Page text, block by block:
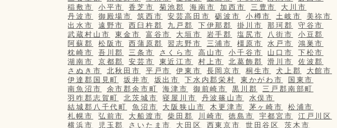
稲敷市
小平市 香芝市 菊池郡 海南市 加西市 三豊市
大川市
丹波市
御殿場市 筑西市 安芸高田市 砺波市 小樽市 土岐市
美祢市
出水市
遠野市 西臼杵郡 九戸郡 下伊那郡 掛川市 那珂郡
守谷市
武蔵村山市
東金市 富谷市 大垣市 岩手郡 塩尻市 八街市
小豆郡
阿蘇郡
松阪市 西蒲原郡 習志野市 三浦市 橿原市 水戸市
鴻巣市
枕崎市
吾川郡 三条市 さくら市 高山市 小千谷市 山口市
下松市
湖南市
京都郡 安芸市 東近江市 村上市 北葛飾郡 滑川市
佐波郡
さぬき市
北秋田市 平戸市 伊東市 長岡京市 桐生市 犬上郡
大館市
伊達郡国見町
坂井市 坂出市 下水内郡栄村 東かがわ市
国東市
南魚沼市
余市郡余市町 海津市 御前崎市 黒川郡
三戸郡南部町
羽咋郡志賀町
北茨城市 寝屋川市 丹波篠山市
水俣市
結城郡八千代町
魚沼市 大阪狭山市 木更津市 茅ヶ崎市
松浦市
札幌市
弘前市 大船渡市 柴田郡 川崎市 徳島市 宇都宮市
江戸川区
横浜市
児玉郡 さいたま市 大田区 西東京市 世田谷区
茨木市